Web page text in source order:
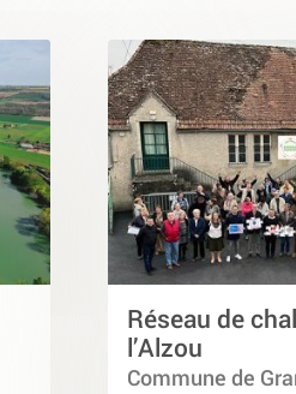
Réseau de
l’Alzou
Commune de